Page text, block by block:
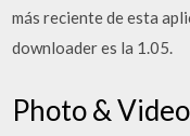
más reciente de esta
downloader es la 1.05.
Photo &